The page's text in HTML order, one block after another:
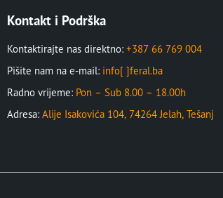
Kontakt i Podrška
Kontaktirajte nas direktno: +387 66 769 004
Pišite nam na e-mail: info[ ]feral.ba
Radno vrijeme: Pon – Sub 8.00 – 18.00h
Adresa: Alije Isakovića 104, 74264 Jelah, Tešanj